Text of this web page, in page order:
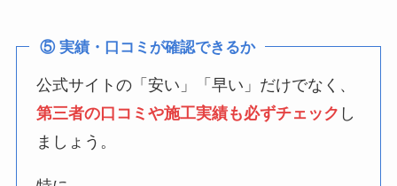
⑤ 実績・口コミが確認できるか
公式サイトの「安い」「早い」だけでなく、
第三者の口コミや施工実績も必ずチェック し
ましょう。